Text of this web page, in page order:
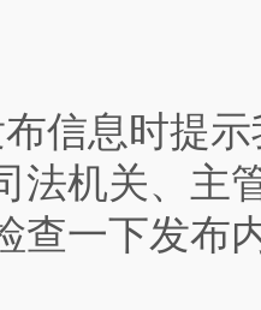
信息时提
法机关、主
查一下发布